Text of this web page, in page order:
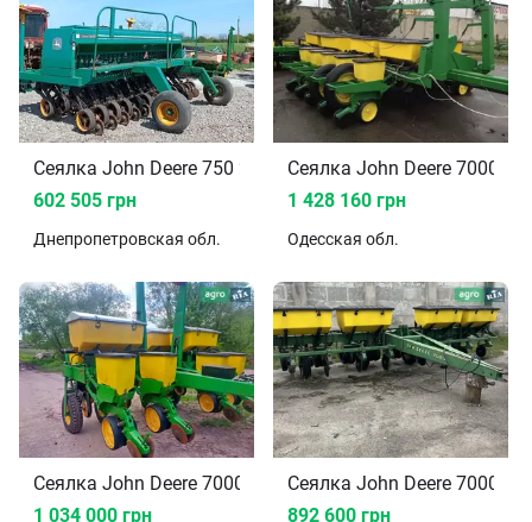
Сеялка John Deere 750 2005
602 505 грн
Днепропетровская обл.
Сеялка John Deere 7000
1 428 160 грн
Одесская обл.
Сеялка John Deere 7000 2010
1 034 000 грн
Сеялка John Deere 7000
892 600 грн